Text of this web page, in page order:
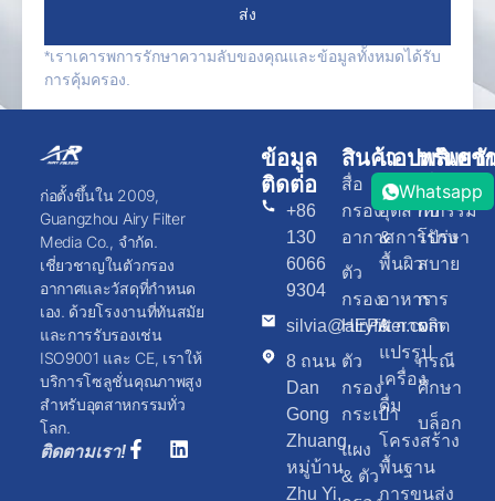
ส่ง
*เราเคารพการรักษาความลับของคุณและข้อมูลทั้งหมดได้รับ
การคุ้มครอง.
ก่อตั้งขึ้นใน 2009,
Guangzhou Airy Filter
Media Co., จำกัด.
เชี่ยวชาญในตัวกรอง
อากาศและวัสดุที่กำหนด
เอง. ด้วยโรงงานที่ทันสมัย
และการรับรองเช่น
ISO9001 และ CE, เราให้
บริการโซลูชั่นคุณภาพสูง
สำหรับอุตสาหกรรมทั่ว
โลก.
ติดตามเรา!
สินค้า
สื่อ
กรอง
อากาศ
ตัว
กรอง
HEPA
ตัว
กรอง
กระเป๋า
แผง
& ตัว
แอปพลิเคชั
ภาพวาด
อุตสาหกรรม
& การรักษา
พื้นผิว
อาหาร
& การ
แปรรูป
เครื่อง
ดื่ม
โครงสร้าง
พื้นฐาน
การขนส่ง
ทรัพยา
เกี่ยว
กับ
โปร่ง
สบาย
การ
ผลิต
กรณี
ศึกษา
บล็อก
ข้อมูล
ติดต่อ
+86
130
6066
9304
silvia@airyfilter.com
8 ถนน
Dan
Gong
Zhuang,
หมู่บ้าน
Zhu Yi,
Whatsapp